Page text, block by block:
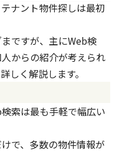
ナント物件探しは最初
ですが、主にWeb検
からの紹介が考えられ
しく解説します。
索は最も手軽で幅広い
で、多数の物件情報が